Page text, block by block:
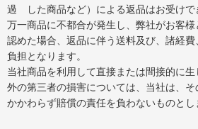
過 した商品など）による返品はお受けで
万一商品に不都合が発生し、弊社がお客
認めた場合、返品に伴う送料及び、諸経
負担となります。
当社商品を利用して直接または間接的に
外の第三者の損害については、当社は、
かかわらず賠償の責任を負わないものとし